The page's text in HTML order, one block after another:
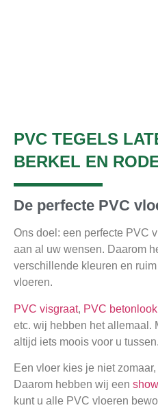
PVC TEGELS
BERKEL EN
De perfecte PVC
Ons doel: een perfecte PVC
aan al uw wensen. Daarom
verschillende kleuren en
vloeren.
PVC visgraat, PVC betonlook
etc. wij hebben het allemaal.
altijd iets moois voor u tussen.
Een vloer kies je niet
Daarom hebben wij een
kunt u alle PVC vloeren